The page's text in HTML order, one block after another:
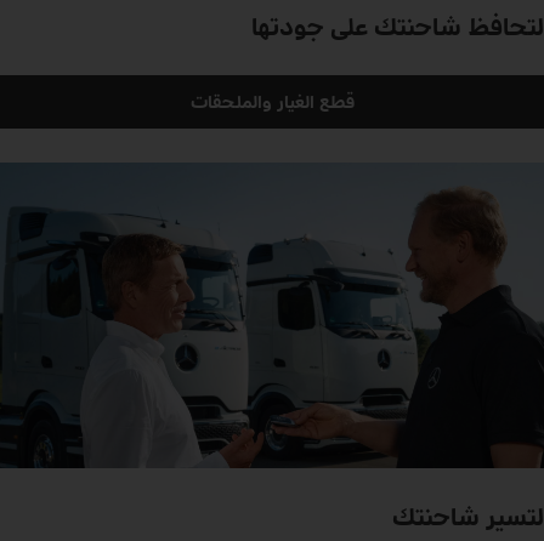
لتحافظ شاحنتك على جودتها
قطع الغيار والملحقات
لتسير شاحنتك